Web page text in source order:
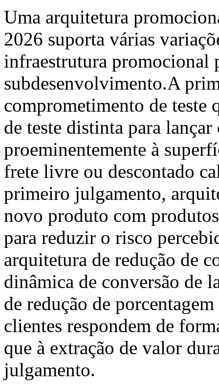
Uma arquitetura
2026 suporta várias
infraestrutura promocional
subdesenvolvimento.A
comprometimento de teste
de teste distinta para
proeminentemente à
frete livre ou descontado
primeiro julgamento,
novo produto com
para reduzir o risco
arquitetura de redução de
dinâmica de conversão de
de redução de
clientes respondem de
que à extração de valor
julgamento.